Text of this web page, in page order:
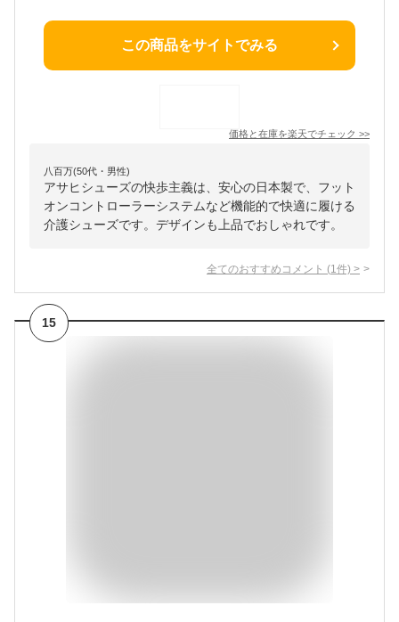
この商品をサイトでみる
価格と在庫を楽天でチェック >>
八百万(50代・男性)
アサヒシューズの快歩主義は、安心の日本製で、フット
オンコントローラーシステムなど機能的で快適に履ける
介護シューズです。デザインも上品でおしゃれです。
全てのおすすめコメント (1 件) >
15